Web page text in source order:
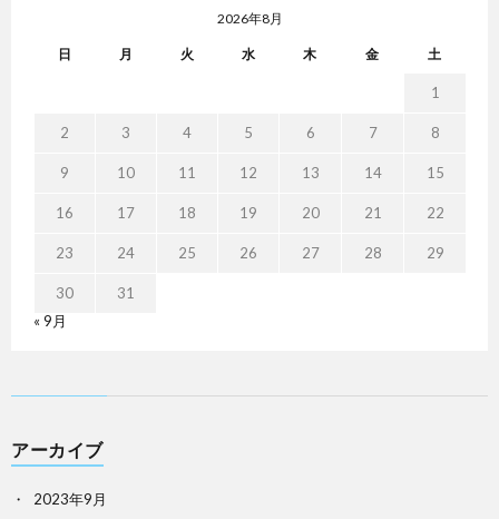
2026年8月
日 月 火 水 木 金 土
1
2 3 4 5 6 7 8
9 10 11 12 13 14 15
16 17 18 19 20 21 22
23 24 25 26 27 28 29
30
31
« 9月
アーカイブ
2023年9月